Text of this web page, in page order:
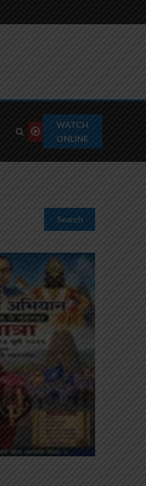
WATCH
ONLINE